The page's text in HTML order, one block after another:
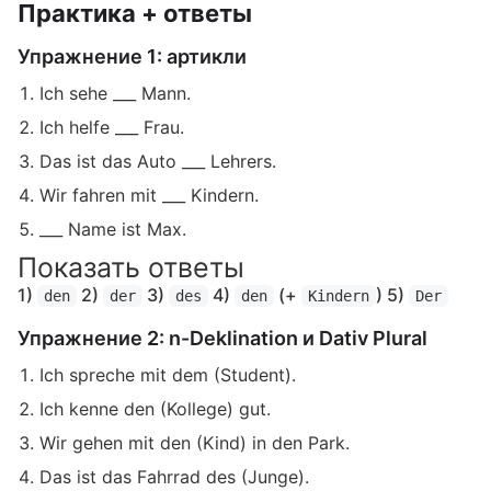
Практика + ответы
Упражнение 1: артикли
Ich sehe ___ Mann.
Ich helfe ___ Frau.
Das ist das Auto ___ Lehrers.
Wir fahren mit ___ Kindern.
___ Name ist Max.
Показать ответы
1) den 2) der 3) des 4) den (+ Kindern ) 5) Der
Упражнение 2: n-Deklination и Dativ Plural
Ich spreche mit dem (Student).
Ich kenne den (Kollege) gut.
Wir gehen mit den (Kind) in den Park.
Das ist das Fahrrad des (Junge).